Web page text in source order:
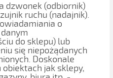
dzwonek (odbiornik)
ruchu (nadajnik).
o
do sklepu) lub
się niepożądanych
Doskonale
jak sklepy,